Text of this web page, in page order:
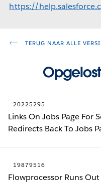
https://
TERUG NAAR ALLE
20225295
Links On Jobs Page For
Redirects Back To Jobs
19879516
Flowprocessor Runs